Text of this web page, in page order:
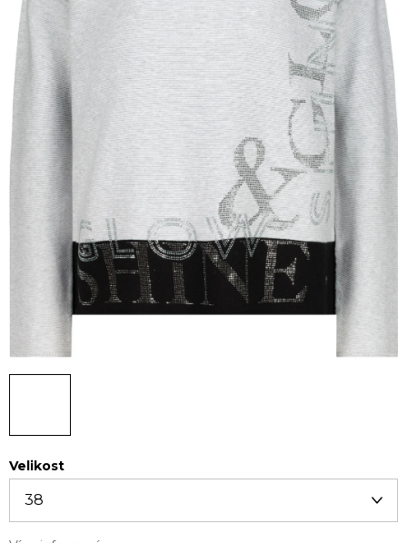
Velikost